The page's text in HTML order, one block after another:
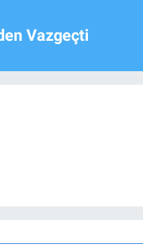
Vazgeçti